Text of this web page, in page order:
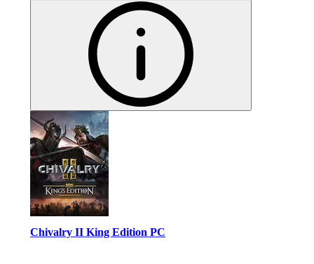
Chivalry II King Edition PC